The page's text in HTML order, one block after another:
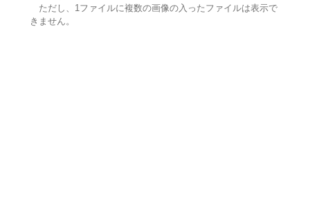
ただし、1ファイルに複数の画像の入ったファイルは表示で
きません。